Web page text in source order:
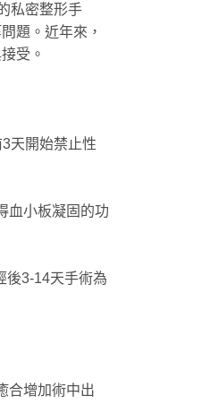
私密整形手
題。近年來，
受。
天開始禁止性
血小板凝固的功
後3-14天手術為
合增加術中出